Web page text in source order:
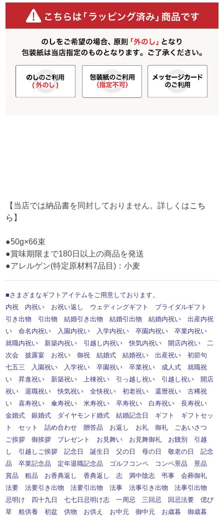
【当店では納品書を同封しておりません。詳しくはこち
ら 】
●50g×66束
●賞味期限まで180日以上の商品を発送
●アレルゲン(特定原材料7品目)：小麦
■さまざまなギフトアイテムをご用意しております。
内祝 内祝い お祝い返し ウェディングギフト ブライダルギフト
引き出物 引出物 結婚引き出物 結婚引出物 結婚内祝い 出産内祝
い 命名内祝い 入園内祝い 入学内祝い 卒園内祝い 卒業内祝い
就職内祝い 新築内祝い 引越し内祝い 快気内祝い 開店内祝い 二
次会 披露宴 お祝い 御祝 結婚式 結婚祝い 出産祝い 初節句
七五三 入園祝い 入学祝い 卒園祝い 卒業祝い 成人式 就職祝
い 昇進祝い 新築祝い 上棟祝い 引っ越し祝い 引越し祝い 開店
祝い 退職祝い 快気祝い 全快祝い 初老祝い 還暦祝い 古稀祝
い 喜寿祝い 傘寿祝い 米寿祝い 卒寿祝い 白寿祝い 長寿祝い
金婚式 銀婚式 ダイヤモンド婚式 結婚記念日 ギフト ギフトセッ
ト セット 詰め合わせ 贈答品 お返し お礼 御礼 ごあいさつ
ご挨拶 御挨拶 プレゼント お見舞い お見舞御礼 お餞別 引越
し 引越しご挨拶 記念日 誕生日 父の日 母の日 敬老の日 記念
品 卒業記念品 定年退職記念品 ゴルフコンペ コンペ景品 景品
賞品 粗品 お香典返し 香典返し 志 満中陰志 弔事 会葬御礼
法要 法要引き出物 法要引出物 法事 法事引き出物 法事引出物
忌明け 四十九日 七七日忌明け志 一周忌 三回忌 回忌法要 偲び
草 粗供養 初盆 供物 お供え お中元 御中元 お歳暮 御歳暮